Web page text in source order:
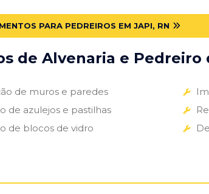
PARA PEDREIROS EM JAPI, RN
de Alvenaria e Pedreiro
de muros e paredes
de azulejos e pastilhas
de blocos de vidro